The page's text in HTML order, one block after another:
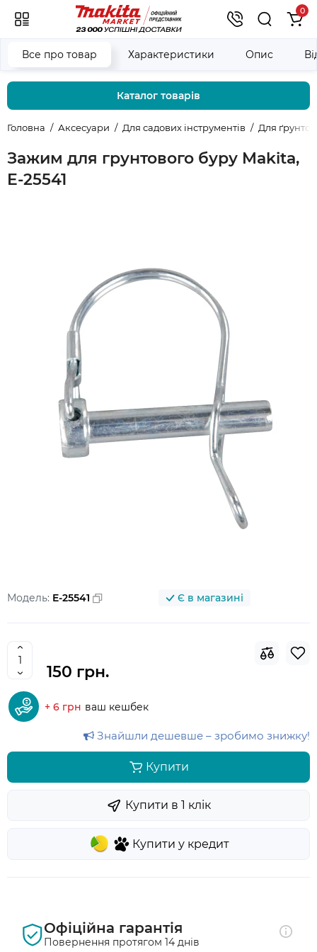
0
Каталог товарів
Головна Аксесуари Для садових інструментів Для
Зажим для грунтового буру Makita,
E-25541
Все про товар Характеристики Опис
Модель: E-25541 Є в магазині
150 грн.
+ 6 грн ваш кешбек
Знайшли дешевше – зробимо знижку!
Купити
Купити у кредит
Купити в 1 клiк
Офіційна гарантія
Повернення протягом 14 днів